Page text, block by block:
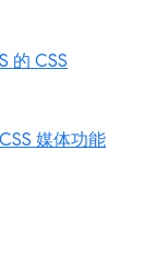
的 CSS
媒体功能